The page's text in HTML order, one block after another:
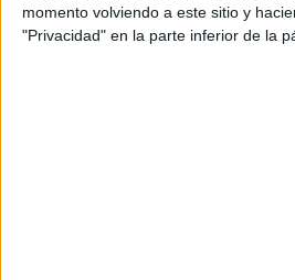
momento volviendo a este sitio y
"Privacidad" en la parte inferior de la
En cuanto a la incidencia